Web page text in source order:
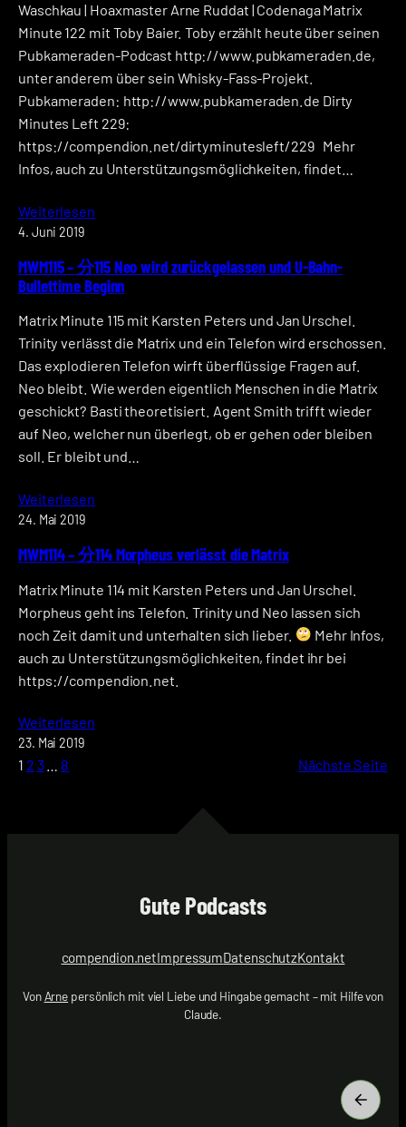
Waschkau | Hoaxmaster Arne Ruddat | Codenaga Matrix
Minute 122 mit Toby Baier. Toby erzählt heute über seinen
Pubkameraden-Podcast http://www.pubkameraden.de,
unter anderem über sein Whisky-Fass-Projekt.
Pubkameraden: http://www.pubkameraden.de Dirty
Minutes Left 229:
https://compendion.net/dirtyminutesleft/229 Mehr
Infos, auch zu Unterstützungsmöglichkeiten, findet…
Weiterlesen
4. Juni 2019
MWM115 – 分115 Neo wird zurückgelassen und U-Bahn-
Bullettime Beginn
Matrix Minute 115 mit Karsten Peters und Jan Urschel.
Trinity verlässt die Matrix und ein Telefon wird erschossen.
Das explodieren Telefon wirft überflüssige Fragen auf.
Neo bleibt. Wie werden eigentlich Menschen in die Matrix
geschickt? Basti theoretisiert. Agent Smith trifft wieder
auf Neo, welcher nun überlegt, ob er gehen oder bleiben
soll. Er bleibt und…
Weiterlesen
24. Mai 2019
MWM114 – 分114 Morpheus verlässt die Matrix
Matrix Minute 114 mit Karsten Peters und Jan Urschel.
Morpheus geht ins Telefon. Trinity und Neo lassen sich
noch Zeit damit und unterhalten sich lieber.
Mehr Infos,
auch zu Unterstützungsmöglichkeiten, findet ihr bei
https://compendion.net.
Weiterlesen
23. Mai 2019
1 2 3 8 Nächste Seite
Gute Podcasts
compendion.netImpressumDatenschutzKontakt
Von Arne persönlich mit viel Liebe und Hingabe gemacht – mit Hilfe von
Claude.